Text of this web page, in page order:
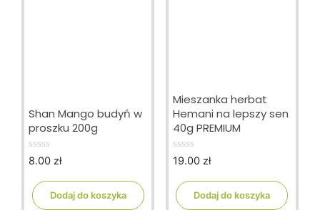
Shan Mango budyń w
proszku 200g
0
o
8.00 zł
Dodaj do koszyka
Mieszanka herbat
Hemani na lepszy sen
40g PREMIUM
0
o
19.00 zł
Dodaj do koszyka